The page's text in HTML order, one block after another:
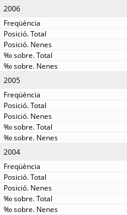
2006
2005
2004